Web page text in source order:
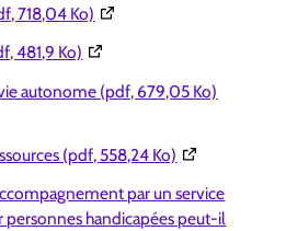
718,04 Ko) (Ouverture dans une
481,9 Ko) (Ouverture dans une
autonome (pdf, 679,05 Ko)
(pdf, 558,24 Ko) (Ouverture
par un service
handicapées peut-il